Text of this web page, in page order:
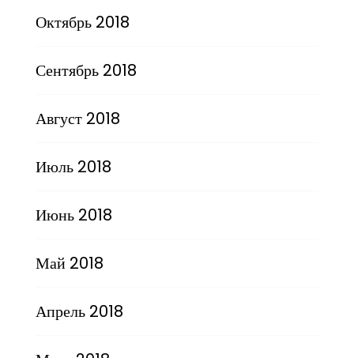
Октябрь 2018
Сентябрь 2018
Август 2018
Июль 2018
Июнь 2018
Май 2018
Апрель 2018